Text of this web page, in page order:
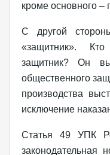
кроме основного –
С другой
«защитник».
защитник? Он
общественного
производства
исключение
Статья 49 УПК
законодательная